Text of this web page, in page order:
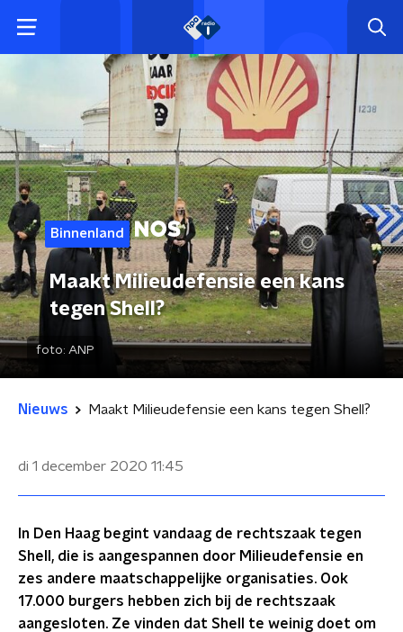
Binnenland
Maakt Milieudefensie een kans
tegen Shell?
foto: ANP
Nieuws Maakt Milieudefensie een kans tegen Shell?
di 1 december 2020 11:45
In Den Haag begint vandaag de rechtszaak tegen
Shell, die is aangespannen door Milieudefensie en
zes andere maatschappelijke organisaties. Ook
17.000 burgers hebben zich bij de rechtszaak
aangesloten. Ze vinden dat Shell te weinig doet om